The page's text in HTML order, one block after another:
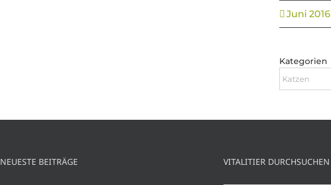
Juni 2016
Kategorien
Kategorien
NEUESTE BEITRÄGE VITALITIER DURCHSUCHEN